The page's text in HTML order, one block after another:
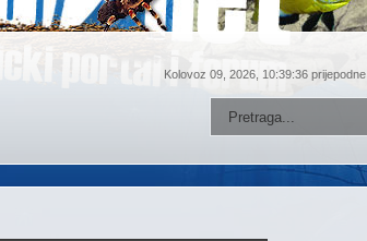
Kolovoz 09, 2026, 10:39:36 prijepodne